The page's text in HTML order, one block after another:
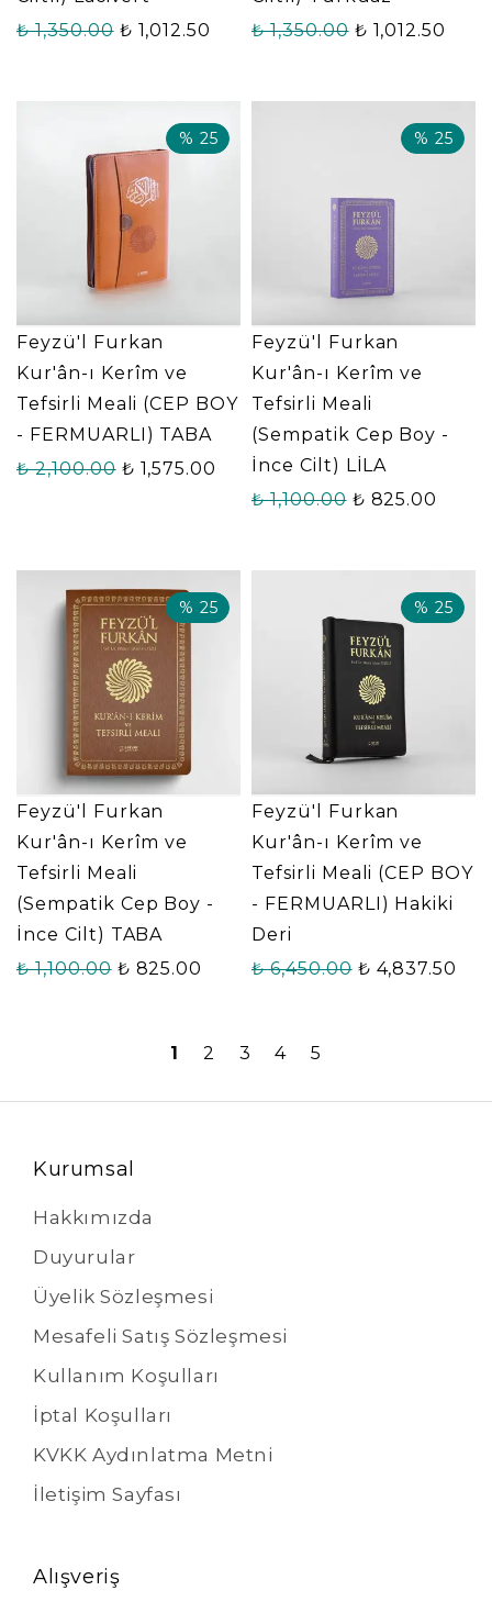
₺ 1,350.00 ₺ 1,012.50
₺ 1,350.00 ₺ 1,012.50
% 25
Feyzü'l Furkan
Kur'ân-ı Kerîm ve
Tefsirli Meali (CEP BOY
- FERMUARLI) TABA
₺ 2,100.00 ₺ 1,575.00
% 25
Feyzü'l Furkan
Kur'ân-ı Kerîm ve
Tefsirli Meali
(Sempatik Cep Boy -
İnce Cilt) LİLA
₺ 1,100.00 ₺ 825.00
% 25
Feyzü'l Furkan
Kur'ân-ı Kerîm ve
Tefsirli Meali
(Sempatik Cep Boy -
İnce Cilt) TABA
₺ 1,100.00 ₺ 825.00
% 25
Feyzü'l Furkan
Kur'ân-ı Kerîm ve
Tefsirli Meali (CEP BOY
- FERMUARLI) Hakiki
Deri
₺ 6,450.00 ₺ 4,837.50
1 2 3 4 5
Kurumsal
Hakkımızda
Duyurular
Üyelik Sözleşmesi
Mesafeli Satış Sözleşmesi
Kullanım Koşulları
İptal Koşulları
KVKK Aydınlatma Metni
İletişim Sayfası
Alışveriş